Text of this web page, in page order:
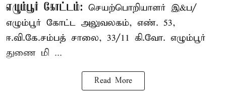
எழும்பூர் கோட்டம்: செயற்பொறியாளர் இ&ப/
எழும்பூர் கோட்ட அலுவலகம், எண். 53,
ஈ.வி.கே.சம்பத் சாலை, 33/11 கி.வோ. எழும்பூர்
துணை மி ...
Read More